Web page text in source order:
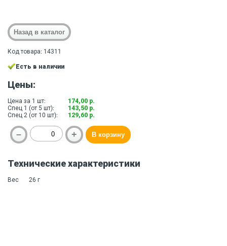
Код товара: 14311
Есть в наличии
Цены:
Цена за 1 шт:
174,00 р.
Спец 1 (от 5 шт):
143,50 р.
Спец 2 (от 10 шт):
129,60 р.
Технические характеристики
Вес 26 г